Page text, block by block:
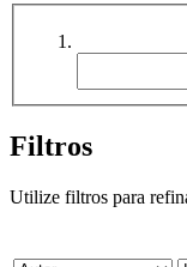
Filtros
Utilize filtros para